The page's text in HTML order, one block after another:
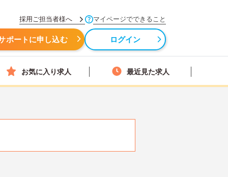
採用ご担当者様へ マイページでできること
ポートに申し込む ログイン
お気に入り求人 最近見た求人